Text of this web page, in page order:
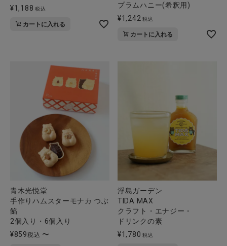
ショップリスト
¥1,188 税込
カートに入れる
プラムハニー(希釈用)
¥1,242 税込
カートに入れる
青木光悦堂
手作りハムスターモナカ つぶ
餡
2個入り・6個入り
¥859税込 〜
浮島ガーデン
TIDA MAX
クラフト・エナジー・
ドリンクの素
¥1,780 税込